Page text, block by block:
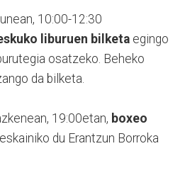
10:00-12:30
liburuen bilketa egingo
osatzeko. Beheko
da bilketa.
19:00etan, boxeo
eskainiko du Erantzun Borroka